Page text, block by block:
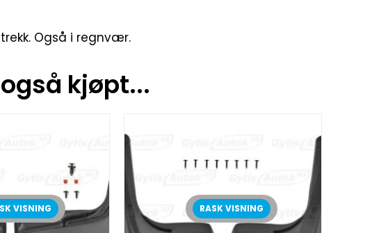
Også i regnvær.
kjøpt...
VISNING RASK VISNING